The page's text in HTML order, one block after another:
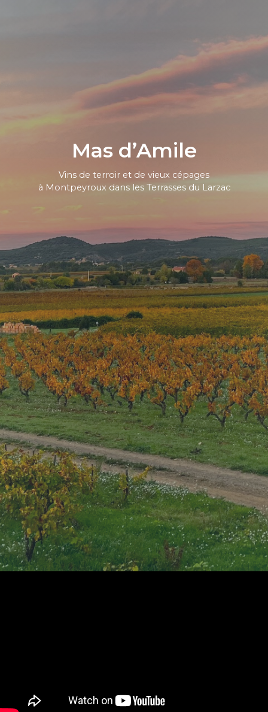
Mas d’Amile
Vins de terroir et de vieux cépages
à Montpeyroux dans les Terrasses du Larzac